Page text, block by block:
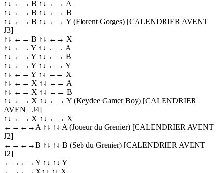
↑↓ ←→ B ↑↓ ←→ A
↑↓ ←→ B ↑↓ ←→ B
↑↓ ←→ B ↑↓ ←→ Y (Florent Gorges) [CALENDRIER AVENT
J3]
↑↓ ←→ B ↑↓ ←→ X
↑↓ ←→ Y ↑↓ ←→ A
↑↓ ←→ Y ↑↓ ←→ B
↑↓ ←→ Y ↑↓ ←→ Y
↑↓ ←→ Y ↑↓ ←→ X
↑↓ ←→ X ↑↓ ←→ A
↑↓ ←→ X ↑↓ ←→ B
↑↓ ←→ X ↑↓ ←→ Y (Keydee Gamer Boy) [CALENDRIER
AVENT J4]
↑↓ ←→ X ↑↓ ←→ X
←→←→A ↑↓ ↑↓ A (Joueur du Grenier) [CALENDRIER AVENT
J2]
←→←→B ↑↓ ↑↓ B (Seb du Grenier) [CALENDRIER AVENT
J2]
←→←→Y ↑↓ ↑↓ Y
←→←→X↑↓ ↑↓ X